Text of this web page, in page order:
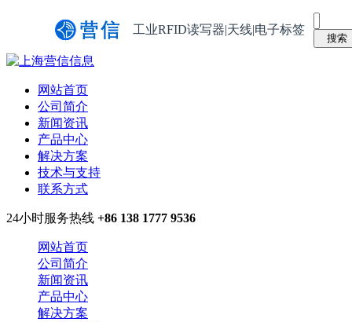
工业RFID读写器|天线|电子标签
网站首页
公司简介
新闻资讯
产品中心
解决方案
技术与支持
联系方式
24小时服务热线 +86 138 1777 9536
网站首页
公司简介
新闻资讯
产品中心
解决方案